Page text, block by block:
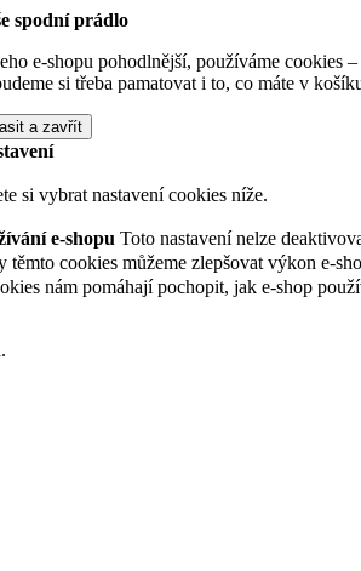
spodní prádlo
e-shopu pohodlnější, používáme cookies
si třeba pamatovat i to, co máte v
a zavřít
si vybrat nastavení cookies níže.
e-shopu Toto nastavení nelze
těmto cookies můžeme zlepšovat výkon e-
nám pomáhají pochopit, jak e-shop